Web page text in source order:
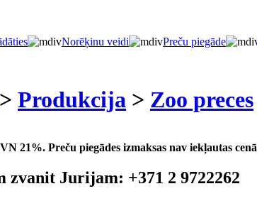
Norēķinu veidi Preču piegāde
> Produkcija > Zoo preces
21%. Preču piegādes izmaksas nav iekļautas cenā
zvanit Jurijam: +371 2 9722262